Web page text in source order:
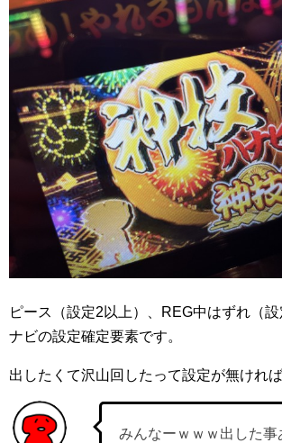
ピース（設定2以上）、REG中はずれ（
ナビの設定確定要素です。
出したくて沢山回したって設定が無けれ
みんなーｗｗｗ出した事